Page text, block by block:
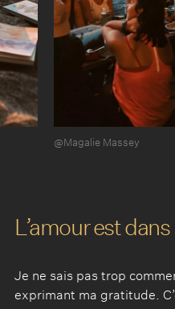
@Magalie Massey
L’amour est
Je ne sais pas trop
exprimant ma gratitude.